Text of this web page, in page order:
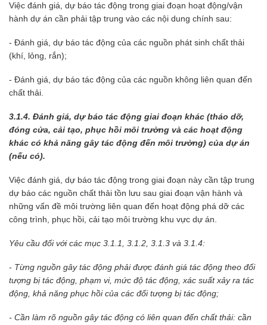
Việc đánh giá, dự báo tác động trong giai đoạn hoạt động/vận
hành dự án cần phải tập trung vào các nội dung chính sau:
- Đánh giá, dự báo tác động của các nguồn phát sinh chất thải
(khí, lỏng, rắn);
- Đánh giá, dự báo tác động của các nguồn không liên quan đến
chất thải.
3.1.4. Đánh giá, dự báo tác động giai đoạn khác (tháo dỡ,
đóng cửa, cải tạo, phục hồi môi trường và các hoạt động
khác có khả năng gây tác động đến môi trường) của dự án
(nếu có).
Việc đánh giá, dự báo tác động trong giai đoạn này cần tập trung
dự báo các nguồn chất thải tồn lưu sau giai đoạn vận hành và
những vấn đề môi trường liên quan đến hoạt động phá dỡ các
công trình, phục hồi, cải tạo môi trường khu vực dự án.
Yêu cầu đối với các mục 3.1.1, 3.1.2, 3.1.3 và 3.1.4:
- Từng nguồn gây tác động phải được đánh giá tác động theo đối
tượng bị tác động, phạm vi, mức độ tác động, xác suất xảy ra tác
động, khả năng phục hồi của các đối tượng bị tác động;
- Cần làm rõ nguồn gây tác động có liên quan đến chất thải: cần